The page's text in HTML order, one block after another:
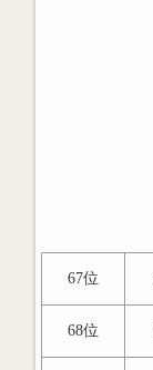
67位
68位